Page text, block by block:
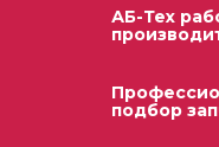
АБ-Тех
подбор